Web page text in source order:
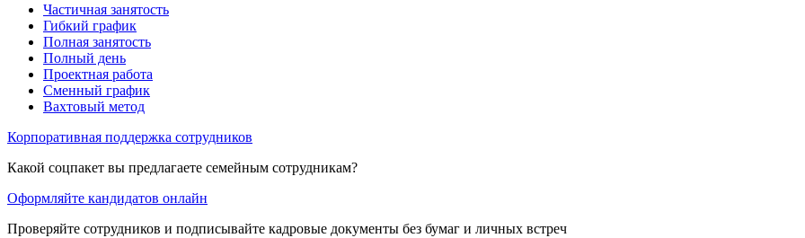
Частичная занятость
Гибкий график
Полная занятость
Полный день
Проектная работа
Сменный график
Вахтовый метод
Корпоративная поддержка сотрудников
Какой соцпакет вы предлагаете семейным сотрудникам?
Оформляйте кандидатов онлайн
Проверяйте сотрудников и подписывайте кадровые документы без бумаг и личных встреч